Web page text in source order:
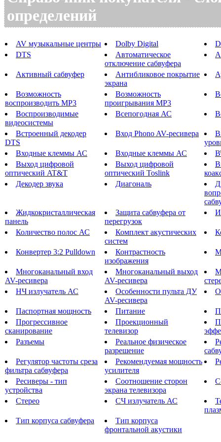
определений
AV музыкальные центры Dolby Digital
DTS
Автоматическое
отключение сабвуфера
Активный сабвуфер
Антибликовое покрытие
экрана
Возможность
воспроизводить MP3
Возможность
проигрывания MP3
Воспроизводимые
видеосистемы
Всепогодная АС
Встроенный декодер
DTS
Вход Phono AV-ресивера
Входные клеммы АС
Входные клеммы АС
Выход цифровой
оптический AT&T
Выход цифровой
оптический Toslink
Декодер звука
Диагональ
Жидкокристаллическая
панель
Защита сабвуфера от
перегрузок
Количество полос АС
Комплект акустических
систем
Конвертер 3:2 Pulldown
Контрастность
изображения
Многоканальный вход
AV-ресивера
Многоканальный выход
AV-ресивера
НЧ излучатель АС
Особенности пульта ДУ
AV-ресивера
Паспортная мощность Питание
Прогрессивное
сканирование
Проекционный
телевизор
Разъемы
Реальное физическое
разрешение
Регулятор частоты среза
фильтра сабвуфера
Рекомендуемая мощность
усилителя
Ресиверы - тип
устройства
Соотношение сторон
экрана телевизора
Стерео СЧ излучатель АС
Тип корпуса сабвуфера
Тип корпуса
фронтальной акустики